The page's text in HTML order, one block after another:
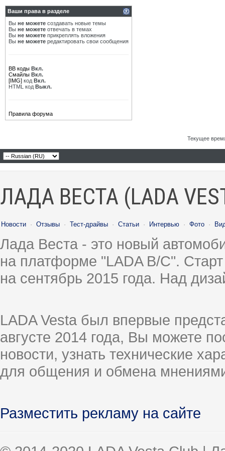
Ваши права в разделе
Вы не можете создавать новые темы
Вы не можете отвечать в темах
Вы не можете прикреплять вложения
Вы не можете редактировать свои сообщения
BB коды Вкл.
Смайлы Вкл.
[IMG] код Вкл.
HTML код Выкл.
Правила форума
Текущее
ЛАДА ВЕСТА (LADA
Новости · Отзывы · Тест-драйвы · Статьи · Интервью · Фото ·
Лада Веста - это новый
на платформе "LADA B/C".
на сентябрь 2015 года. Над
LADA Vesta был впервые
августе 2014 года, Вы можете
новости, узнать технические
для общения и обмена
Разместить рекламу на сайте